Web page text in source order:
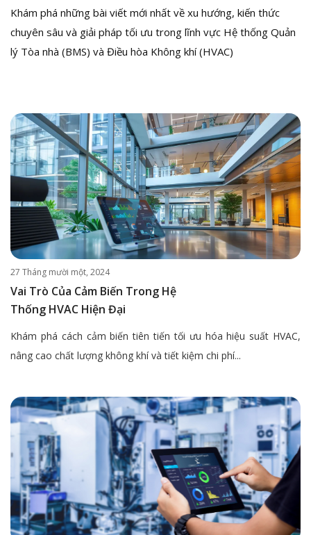
Khám phá những bài viết mới nhất về xu hướng, kiến thức
chuyên sâu và giải pháp tối ưu trong lĩnh vực Hệ thống Quản
lý Tòa nhà (BMS) và Điều hòa Không khí (HVAC)
27 Tháng mười một, 2024
Vai Trò Của Cảm Biến Trong Hệ
Thống HVAC Hiện Đại
Khám phá cách cảm biến tiên tiến tối ưu hóa hiệu suất HVAC,
nâng cao chất lượng không khí và tiết kiệm chi phí...